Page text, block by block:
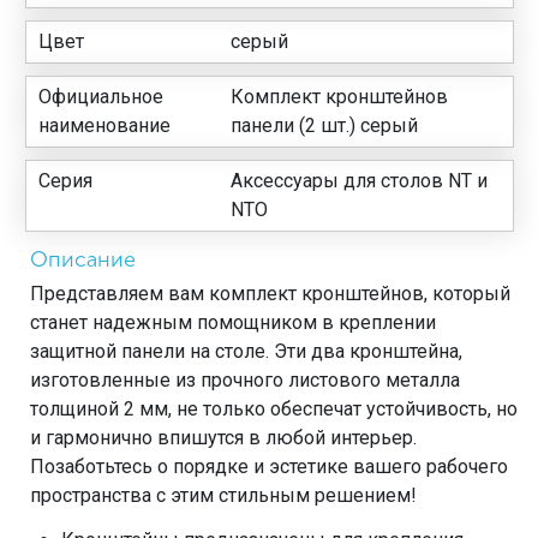
Цвет серый
Официальное
наименование
Комплект кронштейнов
панели (2 шт.) серый
Серия
Аксессуары для столов NT и
NTO
Описание
Представляем вам комплект кронштейнов, который
станет надежным помощником в креплении
защитной панели на столе. Эти два кронштейна,
изготовленные из прочного листового металла
толщиной 2 мм, не только обеспечат устойчивость, но
и гармонично впишутся в любой интерьер.
Позаботьтесь о порядке и эстетике вашего рабочего
пространства с этим стильным решением!